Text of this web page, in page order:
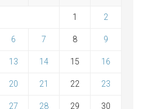
1 2
6 7 8 9
13 14 15 16
20 21 22 23
27 28 29 30